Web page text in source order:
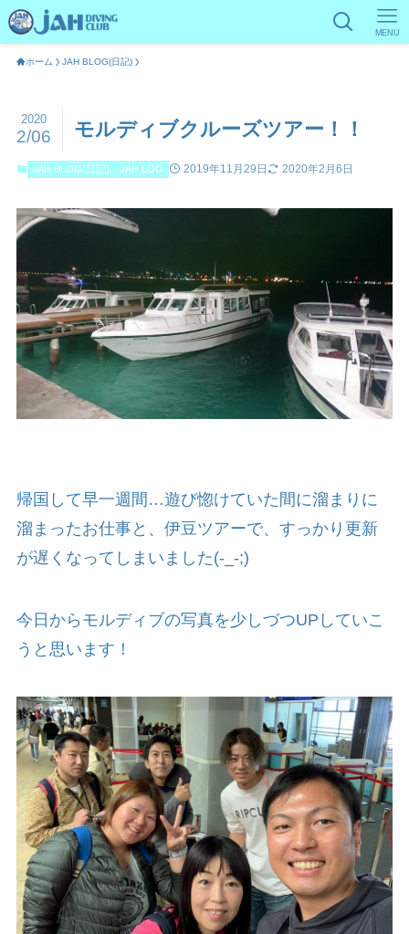
MENU
ホーム JAH BLOG(日記)
モルディブクルーズツアー！！
2020
2/06
JAH BLOG(日記) JAH LOG 2019年11月29日 2020年2月6日
帰国して早一週間…遊び惚けていた間に溜まりに
溜まったお仕事と、伊豆ツアーで、すっかり更新
が遅くなってしまいました(-_-;)
今日からモルディブの写真を少しづつUPしていこ
うと思います！